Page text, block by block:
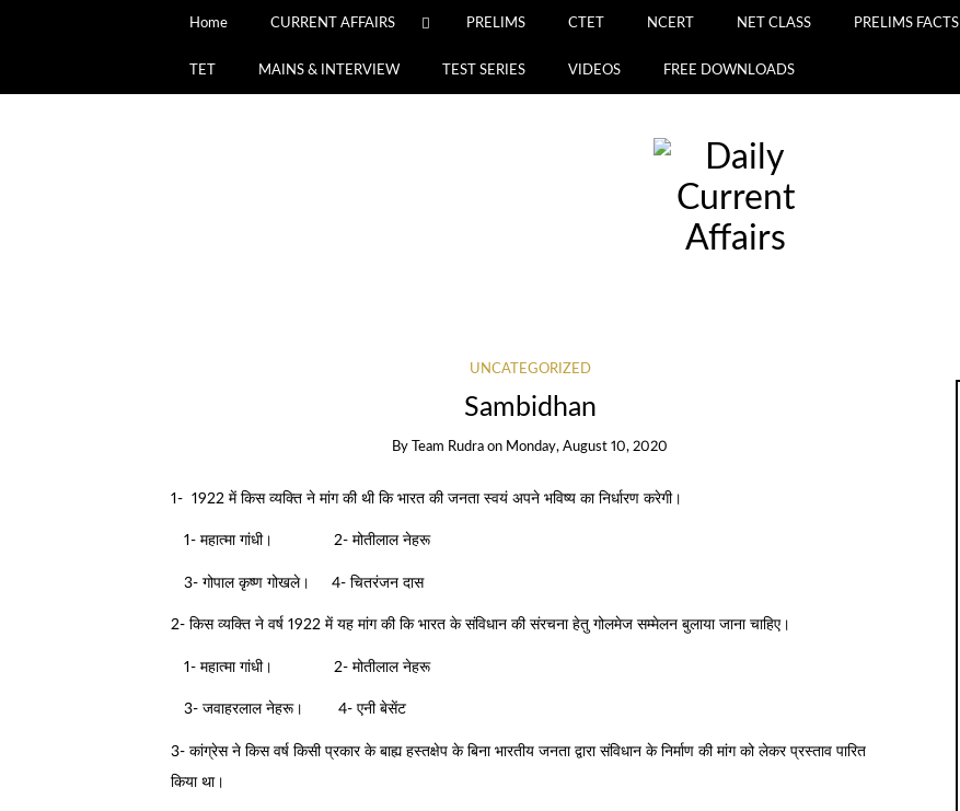
Home CURRENT AFFAIRS PRELIMS CTET NCERT NET CLASS PRELIMS FACTS
TET MAINS & INTERVIEW TEST SERIES VIDEOS FREE DOWNLOADS
UNCATEGORIZED
Sambidhan
By Team Rudra on Monday, August 10, 2020
1- 1922 में किस व्यक्ति ने मांग की थी कि भारत की जनता स्वयं अपने भविष्य का निर्धारण करेगी।
1- महात्मा गांधी। 2- मोतीलाल नेहरू
3- गोपाल कृष्ण गोखले। 4- चितरंजन दास
2- किस व्यक्ति ने वर्ष 1922 में यह मांग की कि भारत के संविधान की संरचना हेतु गोलमेज सम्मेलन बुलाया जाना चाहिए।
1- महात्मा गांधी। 2- मोतीलाल नेहरू
3- जवाहरलाल नेहरू। 4- एनी बेसेंट
3- कांग्रेस ने किस वर्ष किसी प्रकार के बाह्य हस्तक्षेप के बिना भारतीय जनता द्वारा संविधान के निर्माण की मांग को लेकर प्रस्ताव पारित
किया था।